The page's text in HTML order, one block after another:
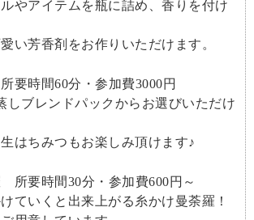
やアイテムを瓶に詰め、香りを付け
い芳香剤をお作りいただけます。
時間60分・参加費3000円
しブレンドパックからお選びいただけ
はちみつもお楽しみ頂けます♪
要時間30分・参加費600円～
ていくと出来上がる糸かけ曼荼羅！